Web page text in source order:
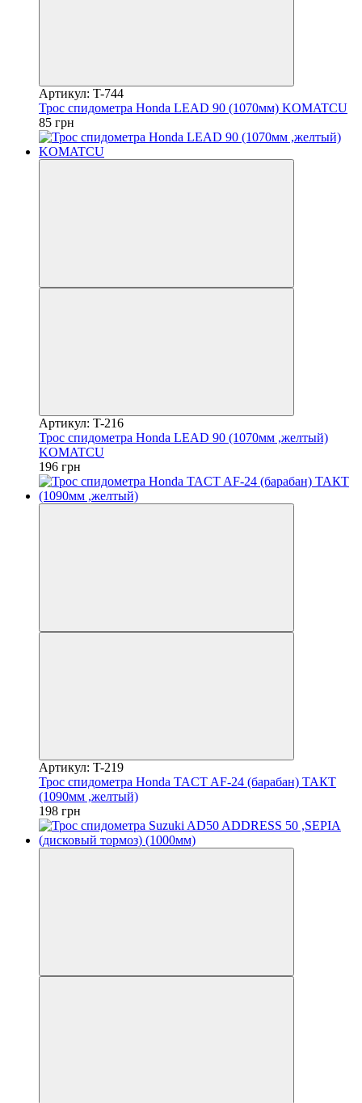
Артикул: T-744
Трос спидометра Honda LEAD 90 (1070мм) KOMATCU
85 грн
Артикул: T-216
Трос спидометра Honda LEAD 90 (1070мм ,желтый)
KOMATCU
196 грн
Артикул: T-219
Трос спидометра Honda TACT AF-24 (барабан) ТАКТ
(1090мм ,желтый)
198 грн